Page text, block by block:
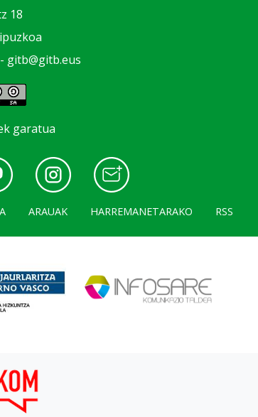
18
gitb@gitb.eus
garatua
ARAUAK HARREMANETARAKO RSS